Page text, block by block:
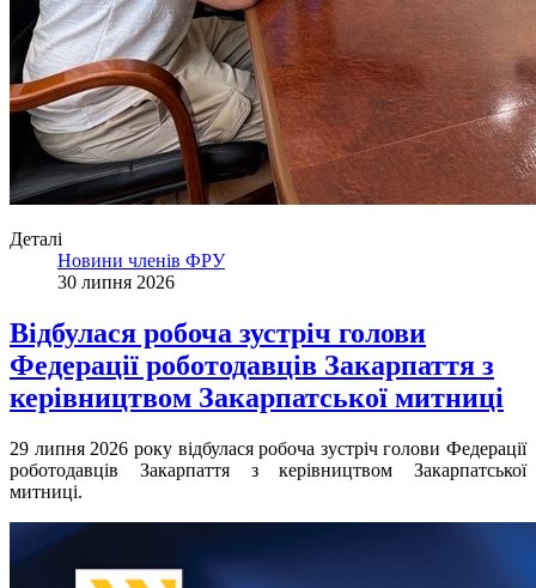
Деталі
Новини членів ФРУ
30 липня 2026
Відбулася робоча зустріч голови
Федерації роботодавців Закарпаття з
керівництвом Закарпатської митниці
29 липня 2026 року відбулася робоча зустріч голови Федерації
роботодавців Закарпаття з керівництвом Закарпатської
митниці.